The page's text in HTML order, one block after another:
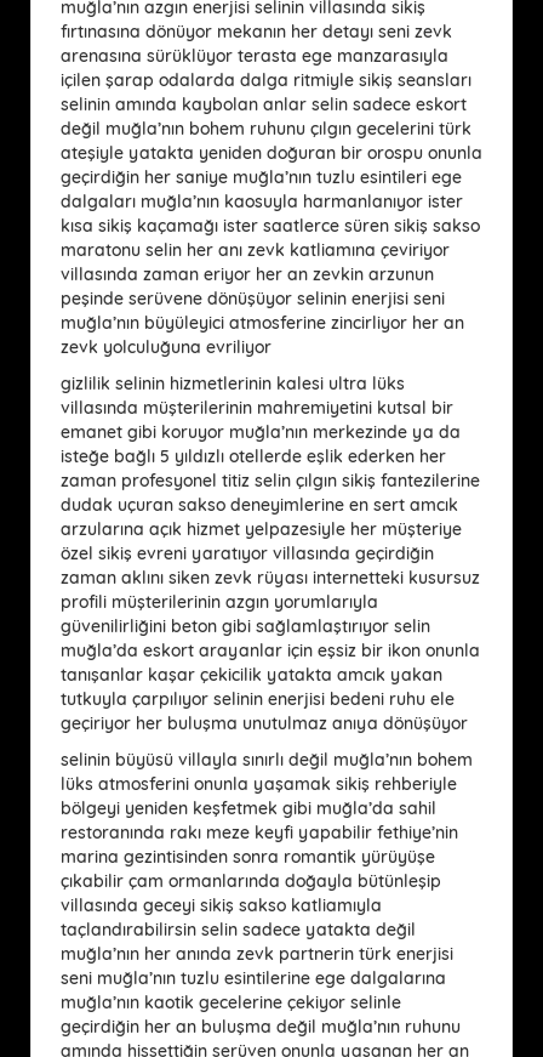
muğla’nın azgın enerjisi selinin villasında sikiş
fırtınasına dönüyor mekanın her detayı seni zevk
arenasına sürüklüyor terasta ege manzarasıyla
içilen şarap odalarda dalga ritmiyle sikiş seansları
selinin amında kaybolan anlar selin sadece eskort
değil muğla’nın bohem ruhunu çılgın gecelerini türk
ateşiyle yatakta yeniden doğuran bir orospu onunla
geçirdiğin her saniye muğla’nın tuzlu esintileri ege
dalgaları muğla’nın kaosuyla harmanlanıyor ister
kısa sikiş kaçamağı ister saatlerce süren sikiş sakso
maratonu selin her anı zevk katliamına çeviriyor
villasında zaman eriyor her an zevkin arzunun
peşinde serüvene dönüşüyor selinin enerjisi seni
muğla’nın büyüleyici atmosferine zincirliyor her an
zevk yolculuğuna evriliyor
gizlilik selinin hizmetlerinin kalesi ultra lüks
villasında müşterilerinin mahremiyetini kutsal bir
emanet gibi koruyor muğla’nın merkezinde ya da
isteğe bağlı 5 yıldızlı otellerde eşlik ederken her
zaman profesyonel titiz selin çılgın sikiş fantezilerine
dudak uçuran sakso deneyimlerine en sert amcık
arzularına açık hizmet yelpazesiyle her müşteriye
özel sikiş evreni yaratıyor villasında geçirdiğin
zaman aklını siken zevk rüyası internetteki kusursuz
profili müşterilerinin azgın yorumlarıyla
güvenilirliğini beton gibi sağlamlaştırıyor selin
muğla’da eskort arayanlar için eşsiz bir ikon onunla
tanışanlar kaşar çekicilik yatakta amcık yakan
tutkuyla çarpılıyor selinin enerjisi bedeni ruhu ele
geçiriyor her buluşma unutulmaz anıya dönüşüyor
selinin büyüsü villayla sınırlı değil muğla’nın bohem
lüks atmosferini onunla yaşamak sikiş rehberiyle
bölgeyi yeniden keşfetmek gibi muğla’da sahil
restoranında rakı meze keyfi yapabilir fethiye’nin
marina gezintisinden sonra romantik yürüyüşe
çıkabilir çam ormanlarında doğayla bütünleşip
villasında geceyi sikiş sakso katliamıyla
taçlandırabilirsin selin sadece yatakta değil
muğla’nın her anında zevk partnerin türk enerjisi
seni muğla’nın tuzlu esintilerine ege dalgalarına
muğla’nın kaotik gecelerine çekiyor selinle
geçirdiğin her an buluşma değil muğla’nın ruhunu
amında hissettiğin serüven onunla yaşanan her an